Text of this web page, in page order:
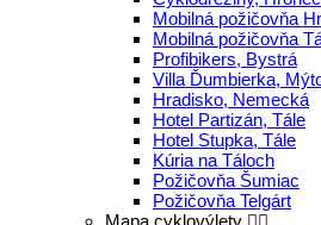
Mobilná požičovňa
Mobilná požičovňa
Profibikers, Bystrá
Villa Ďumbierka,
Hradisko, Nemecká
Hotel Partizán, Tále
Hotel Stupka, Tále
Kúria na Táloch
Požičovňa Šumiac
Požičovňa Telgárt
Mapa cyklovýlety